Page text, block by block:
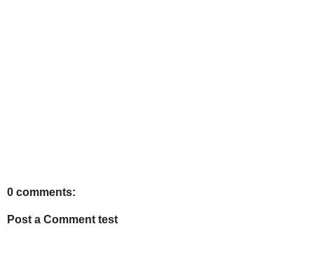
0 comments:
Post a Comment test